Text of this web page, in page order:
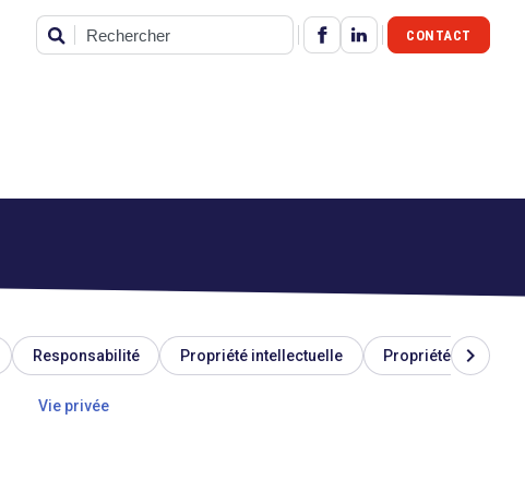
Rechercher
CONTACT
Responsabilité Propriété intellectuelle Propriété
Vie privée
chevron_right